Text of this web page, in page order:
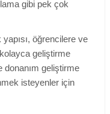
gibi pek çok
öğrencilere ve
geliştirme
donanım geliştirme
isteyenler için